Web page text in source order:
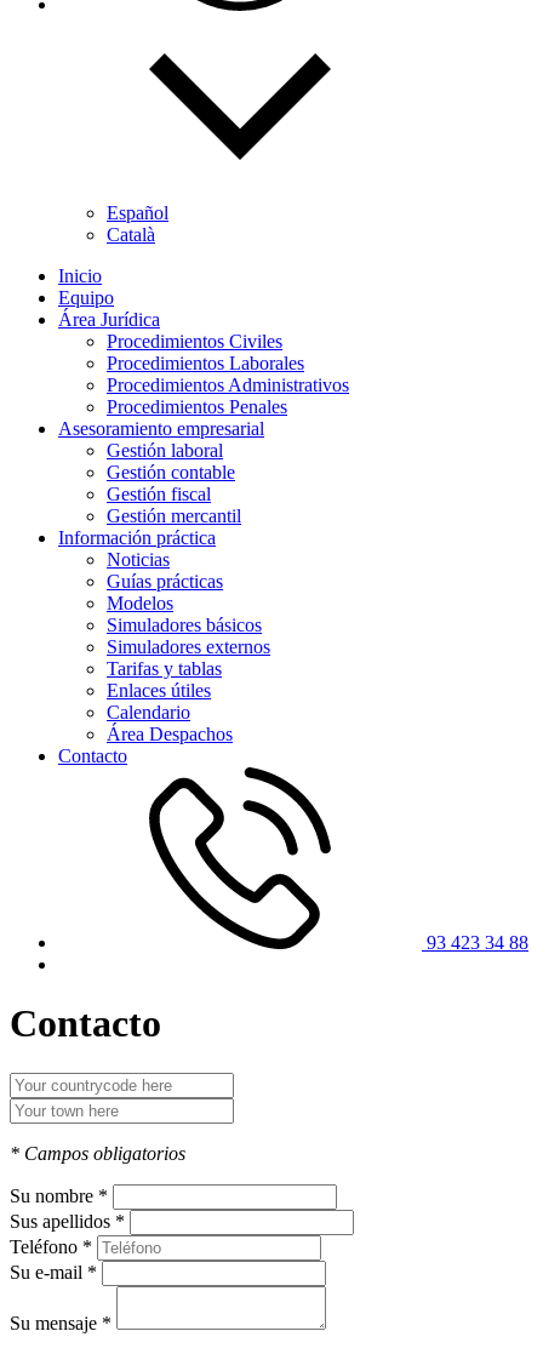
Español
Català
Inicio
Equipo
Área Jurídica
Procedimientos Civiles
Procedimientos Laborales
Procedimientos Administrativos
Procedimientos Penales
Asesoramiento empresarial
Gestión laboral
Gestión contable
Gestión fiscal
Gestión mercantil
Información práctica
Noticias
Guías prácticas
Modelos
Simuladores básicos
Simuladores externos
Tarifas y tablas
Enlaces útiles
Calendario
Área Despachos
Contacto
93 423 34 88
Contacto
* Campos obligatorios
Su nombre *
Sus apellidos *
Teléfono *
Su e-mail *
Su mensaje *